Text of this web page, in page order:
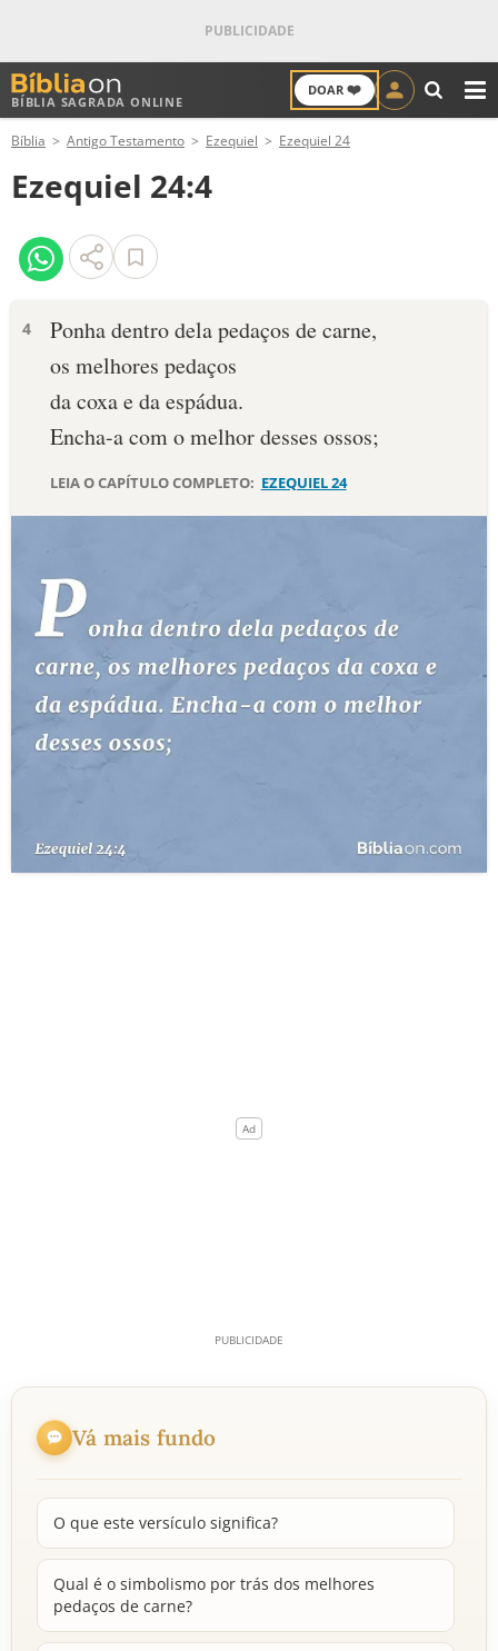
BÍBLIA SAGRADA ONLINE
DOAR ❤️
ANTIGO TESTAMENTO
NOVO TESTAMENTO
VERSÍCULOS
PALAVRA DO DIA
SALMO DO DIA
DEVOCIONAL DIÁRIO
ESTUDOS BÍBLICOS
ESBOÇOS DE PREGAÇÃO
TEMAS
PERGUNTE À BÍBLIA
QUEM SOMOS
Bíblia Antigo Testamento Ezequiel Ezequiel 24
Ezequiel 24:4
4
Ponha dentro dela pedaços de carne,
os melhores pedaços
da coxa e da espádua.
Encha-a com o melhor desses ossos;
LEIA O CAPÍTULO COMPLETO: EZEQUIEL 24
Vá mais fundo
O que este versículo significa?
Qual é o simbolismo por trás dos melhores
pedaços de carne?